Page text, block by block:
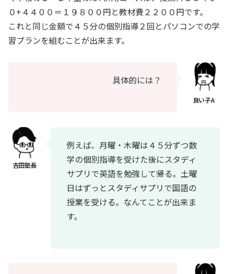
０+４４００＝１９８００円と教材費２２００円です。
これと同じ金額で４５分の個別指導２回とパソコンでの学
習プランを組むことが出来ます。
具体的には？
例えば、月曜・木曜は４５分ずつ数
学の個別指導を受けた後にスタディ
サプリで英語を勉強して帰る。土曜
日はずっとスタディサプリで国語の
授業を受ける。なんてことが出来ま
す。